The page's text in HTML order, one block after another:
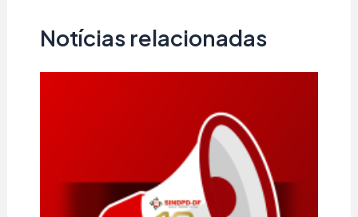
Notícias relacionadas